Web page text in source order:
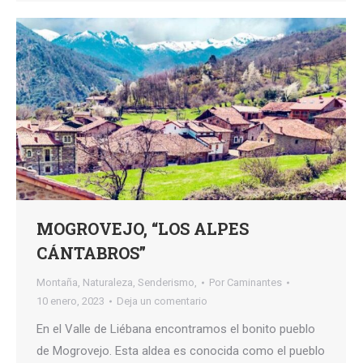
MOGROVEJO, “LOS ALPES
CÁNTABROS”
Montaña, Naturaleza, Senderismo, Por Caminantes
10 enero, 2023
Deja un comentario
En el Valle de Liébana encontramos el bonito pueblo
de Mogrovejo. Esta aldea es conocida como el pueblo